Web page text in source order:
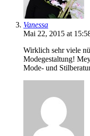
Vanessa
Mai 22, 2015 at
Wirklich sehr viele
Modegestaltung!
Mode- und